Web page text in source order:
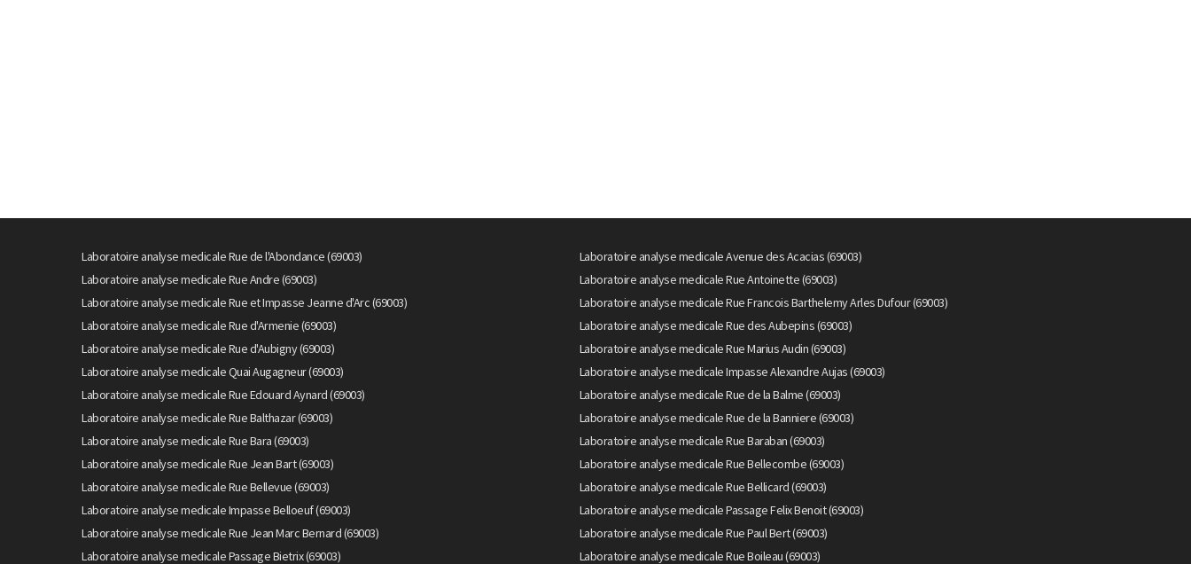
Laboratoire analyse medicale Rue de l'Abondance (69003)
Laboratoire analyse medicale Avenue des Acacias (69003)
Laboratoire analyse medicale Rue Andre (69003)
Laboratoire analyse medicale Rue Antoinette (69003)
Laboratoire analyse medicale Rue et Impasse Jeanne d'Arc (69003)
Laboratoire analyse medicale Rue Francois Barthelemy Arles Dufour (69003)
Laboratoire analyse medicale Rue d'Armenie (69003)
Laboratoire analyse medicale Rue des Aubepins (69003)
Laboratoire analyse medicale Rue d'Aubigny (69003)
Laboratoire analyse medicale Rue Marius Audin (69003)
Laboratoire analyse medicale Quai Augagneur (69003)
Laboratoire analyse medicale Impasse Alexandre Aujas (69003)
Laboratoire analyse medicale Rue Edouard Aynard (69003)
Laboratoire analyse medicale Rue de la Balme (69003)
Laboratoire analyse medicale Rue Balthazar (69003)
Laboratoire analyse medicale Rue de la Banniere (69003)
Laboratoire analyse medicale Rue Bara (69003)
Laboratoire analyse medicale Rue Baraban (69003)
Laboratoire analyse medicale Rue Jean Bart (69003)
Laboratoire analyse medicale Rue Bellecombe (69003)
Laboratoire analyse medicale Rue Bellevue (69003)
Laboratoire analyse medicale Rue Bellicard (69003)
Laboratoire analyse medicale Impasse Belloeuf (69003)
Laboratoire analyse medicale Passage Felix Benoit (69003)
Laboratoire analyse medicale Rue Jean Marc Bernard (69003)
Laboratoire analyse medicale Rue Paul Bert (69003)
Laboratoire analyse medicale Passage Bietrix (69003)
Laboratoire analyse medicale Rue Boileau (69003)